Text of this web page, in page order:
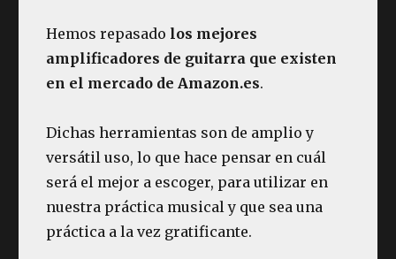
Hemos repasado los mejores
amplificadores de guitarra que existen
en el mercado de Amazon.es.
Dichas herramientas son de amplio y
versátil uso, lo que hace pensar en cuál
será el mejor a escoger, para utilizar en
nuestra práctica musical y que sea una
práctica a la vez gratificante.